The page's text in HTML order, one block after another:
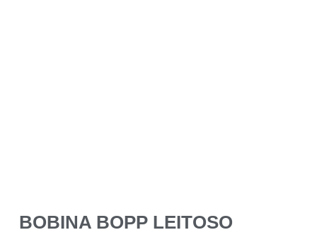
BOBINA BOPP LEITOSO